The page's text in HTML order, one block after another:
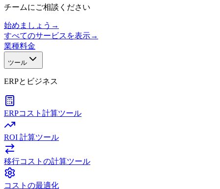
チームにご相談ください
始めましょう →
すべてのサービスを表示→
業種料金
ツール
ERPとビジネス
ERPコスト計算ツール
ROI 計算ツール
移行コストの計算ツール
コストの最適化